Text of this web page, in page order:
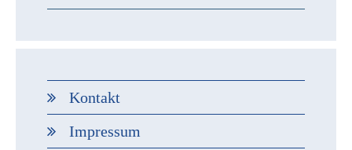
Kontakt
Impressum